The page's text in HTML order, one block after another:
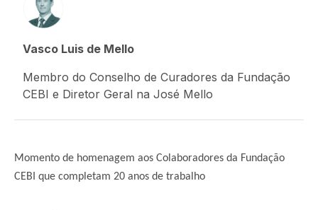
Vasco Luis de Mello
Membro do Conselho de Curadores da Fundação
CEBI e Diretor Geral na José Mello
Momento de homenagem aos Colaboradores da Fundação
CEBI que completam 20 anos de trabalho